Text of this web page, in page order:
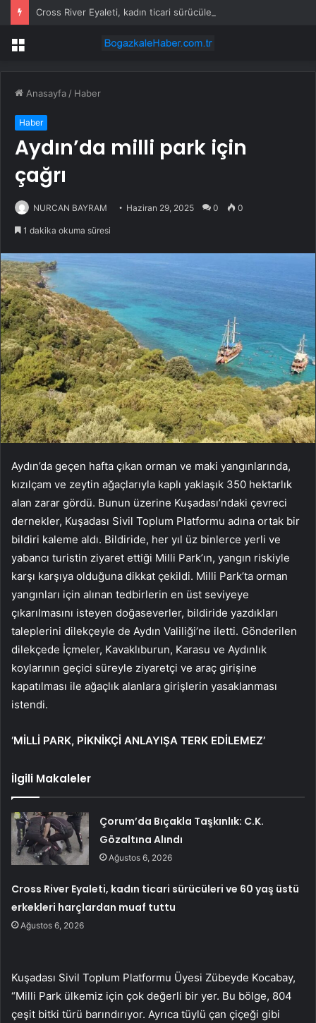
Menü
Anasayfa / Haber
Haber
Aydın’da milli park için
çağrı
NURCAN BAYRAM Haziran 29, 2025 0 0
1 dakika okuma süresi
Aydın’da geçen hafta çıkan orman ve maki yangınlarında,
kızılçam ve zeytin ağaçlarıyla kaplı yaklaşık 350 hektarlık
alan zarar gördü. Bunun üzerine Kuşadası’ndaki çevreci
dernekler, Kuşadası Sivil Toplum Platformu adına ortak bir
bildiri kaleme aldı. Bildiride, her yıl üz binlerce yerli ve
yabancı turistin ziyaret ettiği Milli Park’ın, yangın riskiyle
karşı karşıya olduğuna dikkat çekildi. Milli Park’ta orman
yangınları için alınan tedbirlerin en üst seviyeye
çıkarılmasını isteyen doğaseverler, bildiride yazdıkları
taleplerini dilekçeyle de Aydın Valiliği’ne iletti. Gönderilen
dilekçede İçmeler, Kavaklıburun, Karasu ve Aydınlık
koylarının geçici süreyle ziyaretçi ve araç girişine
kapatılması ile ağaçlık alanlara girişlerin yasaklanması
istendi.
‘MİLLİ PARK, PİKNİKÇİ ANLAYIŞA TERK EDİLEMEZ’
İlgili Makaleler
Çorum’da Bıçakla Taşkınlık: C.K.
Gözaltına Alındı
Ağustos 6, 2026
Cross River Eyaleti, kadın ticari sürücüleri ve 60 yaş üstü
erkekleri harçlardan muaf tuttu
Ağustos 6, 2026
Kuşadası Sivil Toplum Platformu Üyesi Zübeyde Kocabay,
“Milli Park ülkemiz için çok değerli bir yer. Bu bölge, 804
çeşit bitki türü barındırıyor. Ayrıca tüylü çan çiçeği gibi